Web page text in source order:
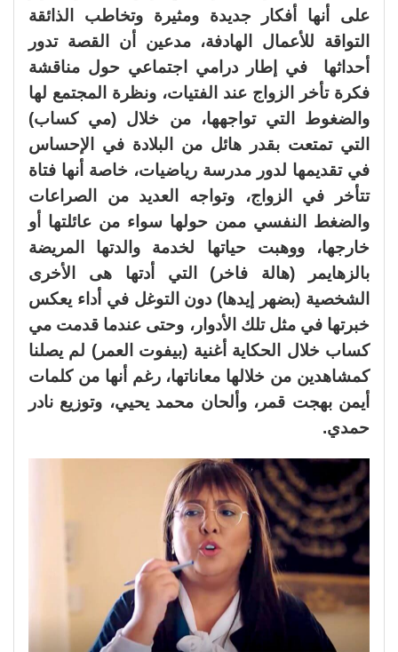
على أنها أفكار جديدة ومثيرة وتخاطب الذائقة
التواقة للأعمال الهادفة، مدعين أن القصة تدور
أحداثها في إطار درامي اجتماعي حول مناقشة
فكرة تأخر الزواج عند الفتيات، ونظرة المجتمع لها
والضغوط التي تواجهها، من خلال (مي كساب)
التي تمتعت بقدر هائل من البلادة في الإحساس
في تقديمها لدور مدرسة رياضيات، خاصة أنها فتاة
تتأخر في الزواج، وتواجه العديد من الصراعات
والضغط النفسي ممن حولها سواء من عائلتها أو
خارجها، ووهبت حياتها لخدمة والدتها المريضة
بالزهايمر (هالة فاخر) التي أدتها هى الأخرى
الشخصية (بضهر إيدها) دون التوغل في أداء يعكس
خبرتها في مثل تلك الأدوار، وحتى عندما قدمت مي
كساب خلال الحكاية أغنية (بيفوت العمر) لم يصلنا
كمشاهدين من خلالها معاناتها، رغم أنها من كلمات
أيمن بهجت قمر، وألحان محمد يحيي، وتوزيع نادر
حمدي.